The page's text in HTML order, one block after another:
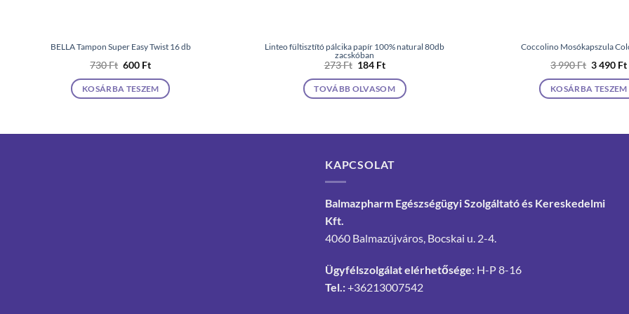
BELLA Tampon Super Easy Twist 16 db
730Ft Original
was:
730 Ft.
600 FtCurrent
is:
600 Ft.
KOSÁRBA TESZEM
Linteo fültisztító pálcika papír 100% natural 80db
zacskóban
273Ft Original
was:
273 Ft.
184 FtCurrent
is:
184 Ft.
TOVÁBB OLVASOM
Coccolino Mosókapszula
3 990Ft Original
was:
3
3 490 Ft
KOSÁRBA TESZEM
KAPCSOLAT
Balmazpharm Egészségügyi Szolgáltató és Kereskedelmi
Kft.
4060 Balmazújváros, Bocskai u. 2-4.
Ügyfélszolgálat elérhetősége: H-P 8-16
Tel.:+36213007542